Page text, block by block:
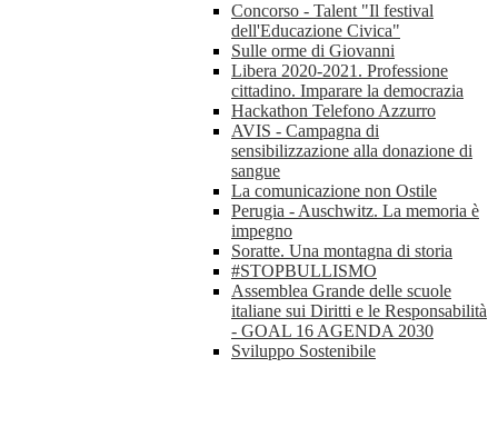
Concorso - Talent "Il festival
dell'Educazione Civica"
Sulle orme di Giovanni
Libera 2020-2021. Professione
cittadino. Imparare la democrazia
Hackathon Telefono Azzurro
AVIS - Campagna di
sensibilizzazione alla donazione di
sangue
La comunicazione non Ostile
Perugia - Auschwitz. La memoria è
impegno
Soratte. Una montagna di storia
#STOPBULLISMO
Assemblea Grande delle scuole
italiane sui Diritti e le Responsabilità
- GOAL 16 AGENDA 2030
Sviluppo Sostenibile